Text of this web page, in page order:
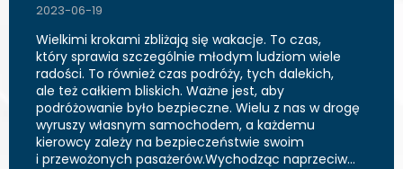
2023-06-19
Wielkimi krokami zbliżają się wakacje. To czas,
który sprawia szczególnie młodym ludziom wiele
radości. To również czas podróży, tych dalekich,
ale też całkiem bliskich. Ważne jest, aby
podróżowanie było bezpieczne. Wielu z nas w drogę
wyruszy własnym samochodem, a każdemu
kierowcy zależy na bezpieczeństwie swoim
i przewożonych pasażerów.Wychodząc naprzeciw…